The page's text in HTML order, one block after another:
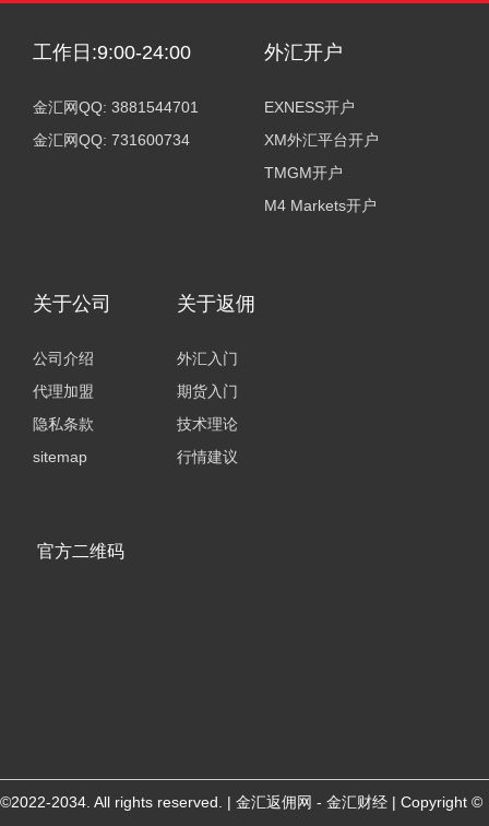
工作日:9:00-24:00
金汇网QQ: 3881544701
金汇网QQ: 731600734
外汇开户
EXNESS开户
XM外汇平台开户
TMGM开户
M4 Markets开户
关于公司
公司介绍
代理加盟
隐私条款
sitemap
关于返佣
外汇入门
期货入门
技术理论
行情建议
官方二维码
©2022-2034. All rights reserved. | 金汇返佣网 - 金汇财经 | Copyright ©